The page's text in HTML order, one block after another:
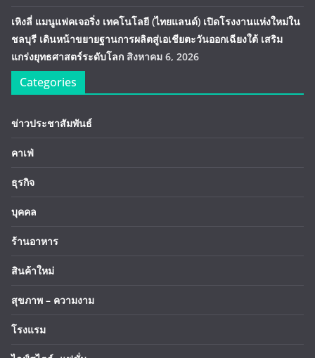
เหิงลี่ แมนูแฟคเจอริ่ง เทคโนโลยี (ไทยแลนด์) เปิดโรงงานแห่งใหม่ใน
ชลบุรี เดินหน้าขยายฐานการผลิตสู่เอเชียตะวันออกเฉียงใต้ เสริม
แกร่งยุทธศาสตร์ระดับโลก สิงหาคม 6, 2026
Categories
ข่าวประชาสัมพันธ์
คาเฟ่
ธุรกิจ
บุคคล
ร้านอาหาร
สินค้าใหม่
สุขภาพ – ความงาม
โรงแรม